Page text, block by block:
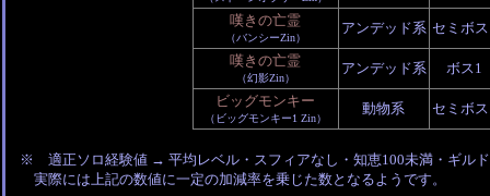
嘆きの亡霊
（バンシーZin）
アンデッド系 セミボ
嘆きの亡霊
（幻影Zin）
アンデッド系
ボス1
ビッグモンキー
（ビッグモンキー1 Zin）
動物系 セミボ
※ 適正ソロ経験値 → 平均レベル・スフィアなし・知恵100未満・ギルド
実際には上記の数値に一定の加減率を乗じた数となるようです。